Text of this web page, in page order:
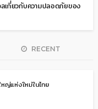
เกี่ยวกับความปลอดภัยของ
RECENT
หญ่แห่งใหม่ในไทย